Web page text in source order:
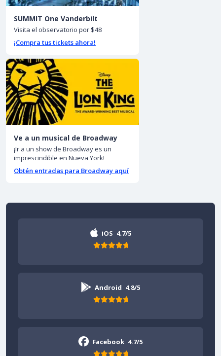
SUMMIT One Vanderbilt
Visita el observatorio por $48
¡Compra tus tickets ahora!
Ve a un musical de Broadway
¡Ir a un show de Broadway es un
imprescindible en Nueva York!
Obtén entradas para Broadway aquí
iOS 4.7/5
Android 4.8/5
Facebook 4.7/5